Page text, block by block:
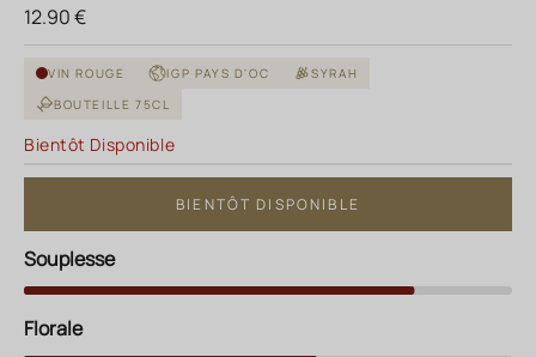
Prix de vente
12.90 €
VIN ROUGE IGP PAYS D'OC
SYRAH
BOUTEILLE 75CL
Bientôt Disponible
BIENTÔT DISPONIBLE
Souplesse
Florale